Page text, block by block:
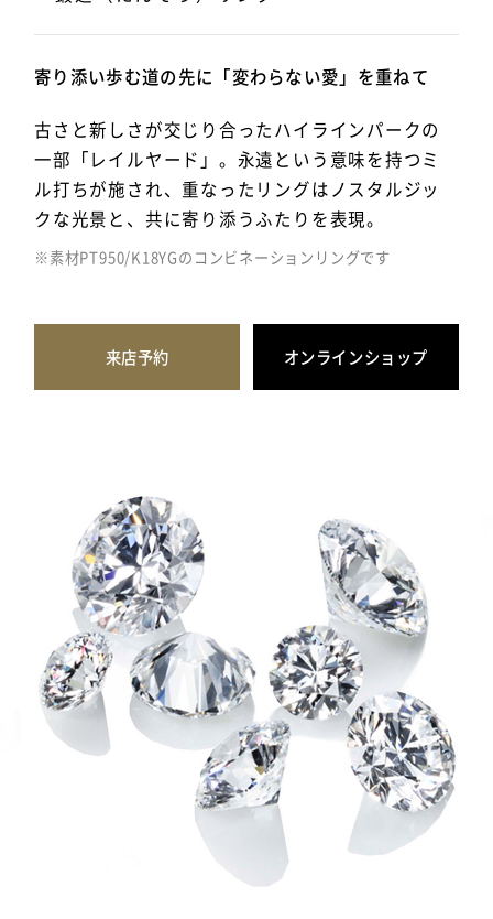
寄り添い歩む道の先に「変わらない愛」を重ねて
古さと新しさが交じり合ったハイラインパークの
一部「レイルヤード」。永遠という意味を持つミ
ル打ちが施され、重なったリングはノスタルジッ
クな光景と、共に寄り添うふたりを表現。
※素材PT950/K18YGのコンビネーションリングです
来店予約 オンラインショップ